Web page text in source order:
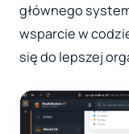
głównego
wsparcie w
się do lepszej